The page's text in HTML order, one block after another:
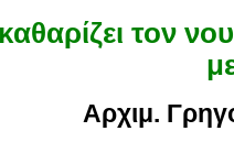
καθαρίζει τον
Αρχιμ.